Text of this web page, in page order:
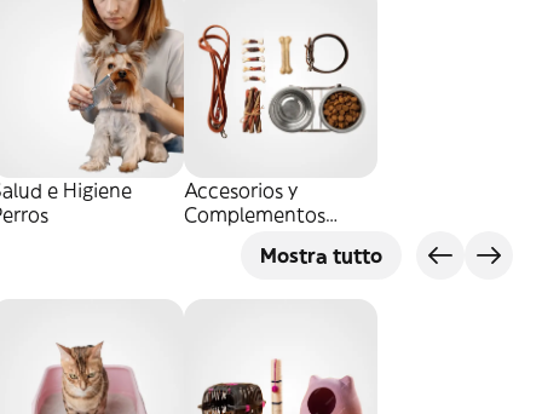
e Higiene
Accesorios y
Complementos
Mostra tutto